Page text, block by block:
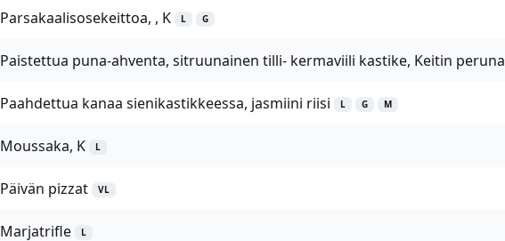
Parsakaalisosekeittoa, , K L G
Paistettua puna-ahventa, sitruunainen tilli- kermaviili kastike, Keitin
Paahdettua kanaa sienikastikkeessa, jasmiini riisi L G M
Moussaka, K L
Päivän pizzat VL
Marjatrifle L